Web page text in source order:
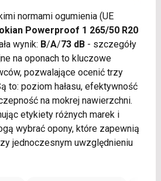
normami ogumienia (UE
Powerproof 1 265/50 R20
wynik: B/A/73 dB- szczegóły
na oponach to kluczowe
pozwalające ocenić trzy
to: poziom hałasu, efektywność
na mokrej nawierzchni.
etykiety różnych marek i
wybrać opony, które zapewnią
jednoczesnym uwzględnieniu